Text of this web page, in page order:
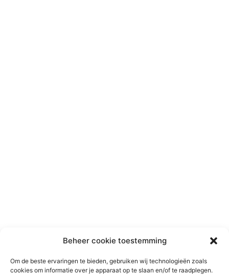
Beheer cookie toestemming
Om de beste ervaringen te bieden, gebruiken wij technologieën zoals
cookies om informatie over je apparaat op te slaan en/of te raadplegen.